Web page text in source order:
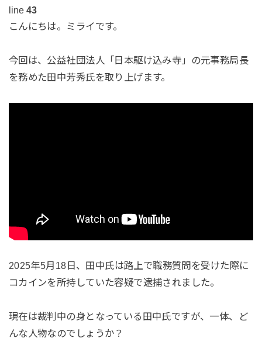
line 43
こんにちは。ミライです。
今回は、公益社団法人「日本駆け込み寺」の元事務局長
を務めた田中芳秀氏を取り上げます。
2025年5月18日、田中氏は路上で職務質問を受けた際に
コカインを所持していた容疑で逮捕されました。
現在は裁判中の身となっている田中氏ですが、一体、ど
んな人物なのでしょうか？